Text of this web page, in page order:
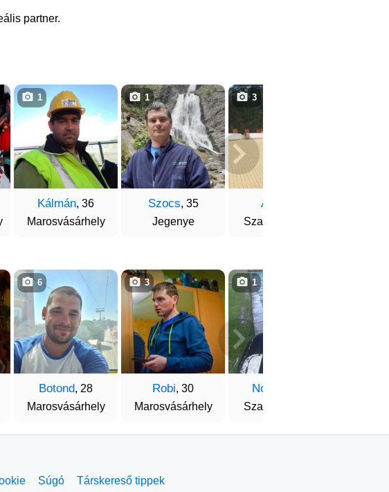
partner.
Kálmán, 36
Marosvásárhely
1
Szocs, 35
Jegenye
1
Arni
Szatmárnémeti
3
Botond, 28
Marosvásárhely
6
Robi, 30
Marosvásárhely
3
Norbert
Szatmárnémeti
1
Súgó Társkereső tippek